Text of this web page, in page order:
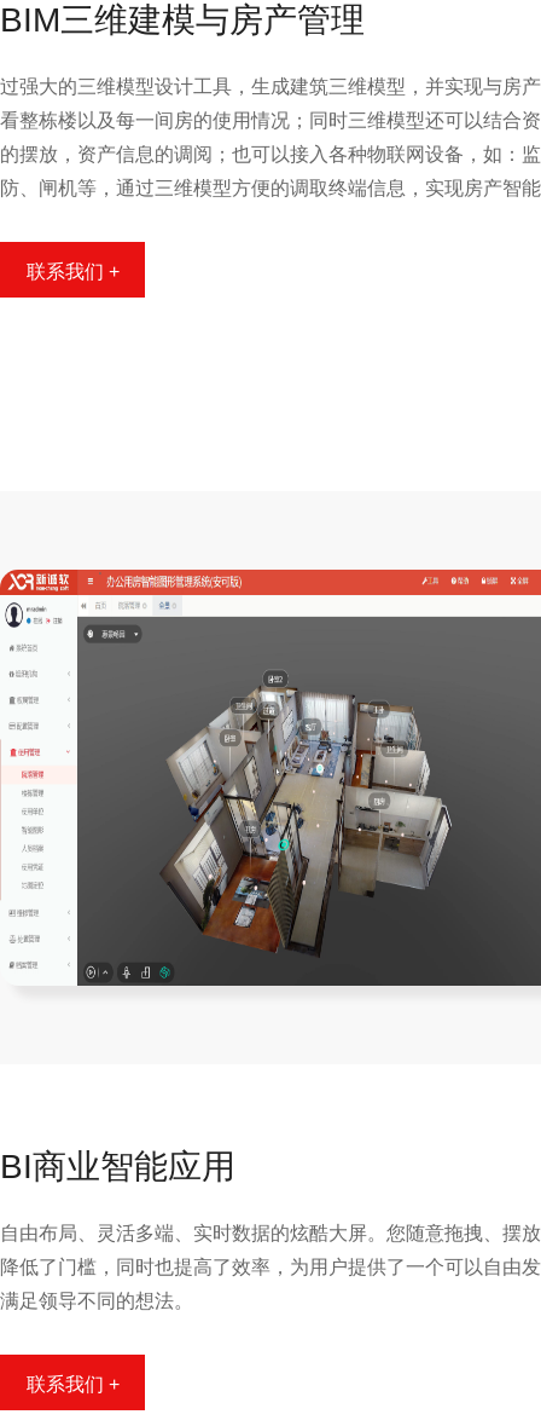
BIM三维建模与房产管理
过强大的三维模型设计工具，生成建筑三维模型，并实现与房
看整栋楼以及每一间房的使用情况；同时三维模型还可以结合
的摆放，资产信息的调阅；也可以接入各种物联网设备，如：
防、闸机等，通过三维模型方便的调取终端信息，实现房产智
联系我们 +
BI商业智能应用
自由布局、灵活多端、实时数据的炫酷大屏。您随意拖拽、摆
降低了门槛，同时也提高了效率，为用户提供了一个可以自由
满足领导不同的想法。
联系我们 +